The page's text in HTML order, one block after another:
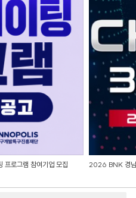
프로그램 참여기업 모집 2026 BNK 경